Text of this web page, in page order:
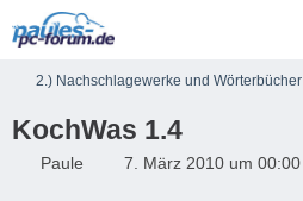
2.) Nachschlagewerke und Wörterbücher
KochWas 1.4
Paule 7. März 2010 um 00:00